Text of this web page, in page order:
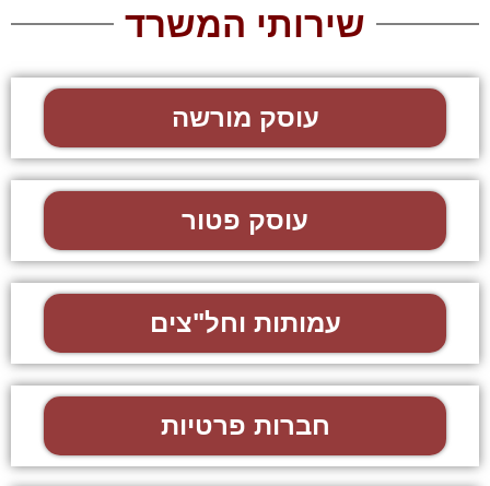
שירותי המשרד
עוסק מורשה
עוסק פטור
עמותות וחל"צים
חברות פרטיות